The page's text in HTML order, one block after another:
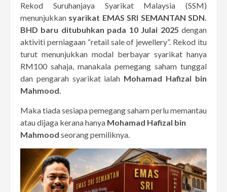
Rekod Suruhanjaya Syarikat Malaysia (SSM)
menunjukkan syarikat EMAS SRI SEMANTAN SDN.
BHD baru ditubuhkan pada 10 Julai 2025 dengan
aktiviti perniagaan “retail sale of jewellery”. Rekod itu
turut menunjukkan modal berbayar syarikat hanya
RM100 sahaja, manakala pemegang saham tunggal
dan pengarah syarikat ialah Mohamad Hafizal bin
Mahmood.
Maka tiada sesiapa pemegang saham perlu memantau
atau dijaga kerana hanya Mohamad Hafizal bin
Mahmood seorang pemiliknya.